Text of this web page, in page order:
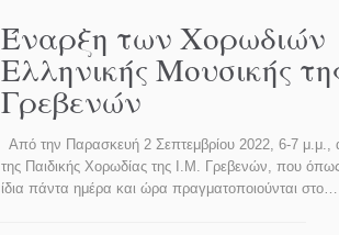
Έναρξη των Χορωδιών
Ελληνικής Μουσικής
Γρεβενών
Από την Παρασκευή 2 Σεπτεμβρίου 2022, 6-7 μ.μ.,
της Παιδικής Χορωδίας της Ι.Μ. Γρεβενών, που
ίδια πάντα ημέρα και ώρα πραγματοποιούνται στο…